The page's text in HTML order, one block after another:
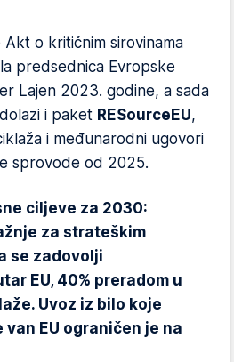
Akt o kritičnim sirovinama
predsednica Evropske
Lajen 2023. godine, a sada
i paket RESourceEU,
i međunarodni ugovori
sprovode od 2025.
ciljeve za 2030:
za strateškim
se zadovolji
EU, 40% preradom u
Uvoz iz bilo koje
EU ograničen je na